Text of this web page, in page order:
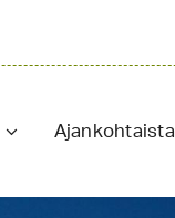
Ajankohtaista